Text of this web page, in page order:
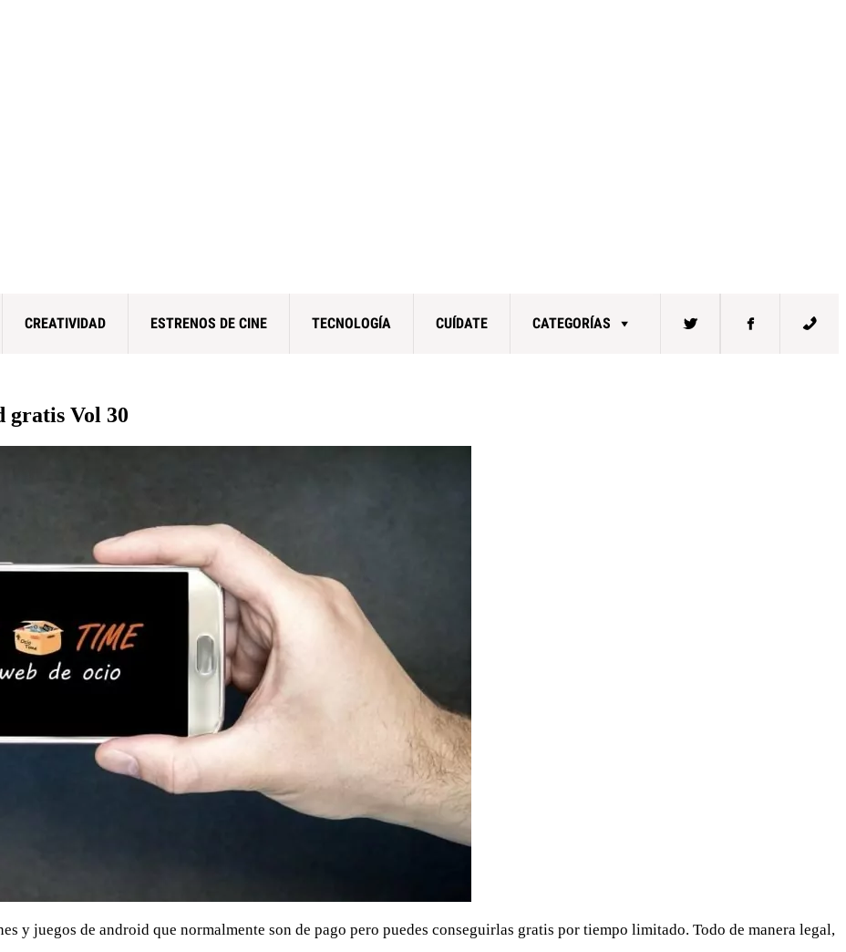
CREATIVIDAD ESTRENOS DE CINE TECNOLOGÍA CUÍDATE CATEGORÍAS
gratis Vol 30
y juegos de android que normalmente son de pago pero puedes conseguirlas gratis por tiempo limitado. Todo de manera legal,